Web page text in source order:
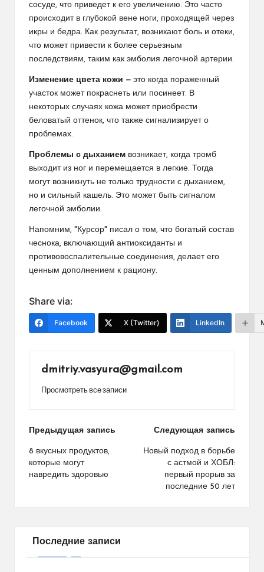
сосуде, что приведет к его увеличению. Это часто
происходит в глубокой вене ноги, проходящей через
икры и бедра. Как результат, возникают боль и отеки,
что может привести к более серьезным
последствиям, таким как эмболия легочной артерии.
Изменение цвета кожи — это когда пораженный
участок может покраснеть или посинеет. В
некоторых случаях кожа может приобрести
беловатый оттенок, что также сигнализирует о
проблемах.
Проблемы с дыханием возникает, когда тромб
выходит из ног и перемещается в легкие. Тогда
могут возникнуть не только трудности с дыханием,
но и сильный кашель. Это может быть сигналом
легочной эмболии.
Напомним, "Курсор" писал о том, что богатый состав
чеснока, включающий антиоксиданты и
противовоспалительные соединения, делает его
ценным дополнением к рациону.
Share via:
Facebook X (Twitter) LinkedIn
dmitriy.vasyura@gmail.com
Просмотреть все записи
Навигация
по
записям
Предыдущая запись
8 вкусных продуктов,
которые могут
навредить здоровью
Следующая запись
Новый подход в борьбе
с астмой и ХОБЛ:
первый прорыв за
последние 50 лет
Последние записи